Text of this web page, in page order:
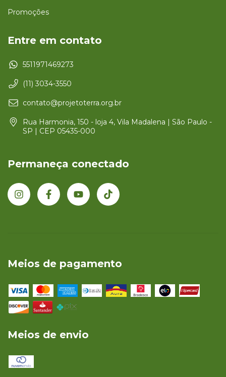
Promoções
Entre em contato
5511971469273
(11) 3034-3550
contato@projetoterra.org.br
Rua Harmonia, 150 - loja 4, Vila Madalena | São Paulo -
SP | CEP 05435-000
Permaneça conectado
Meios de pagamento
Meios de envio